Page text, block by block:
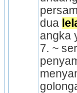
dua
angka
7. ~